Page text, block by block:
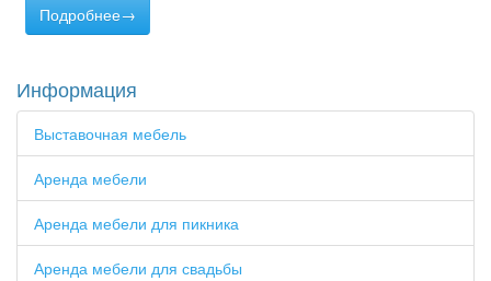
Подробнее→
Информация
Выставочная мебель
Аренда мебели
Аренда мебели для пикника
Аренда мебели для свадьбы